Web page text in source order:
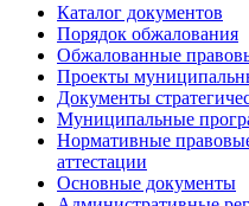
Каталог документов
Порядок обжалования
Обжалованные
Проекты
Документы
Муниципальные
Нормативные
аттестации
Основные документы